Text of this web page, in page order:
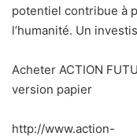
potentiel contribue à
l’humanité. Un
Acheter ACTION
version papier
http://www.action-